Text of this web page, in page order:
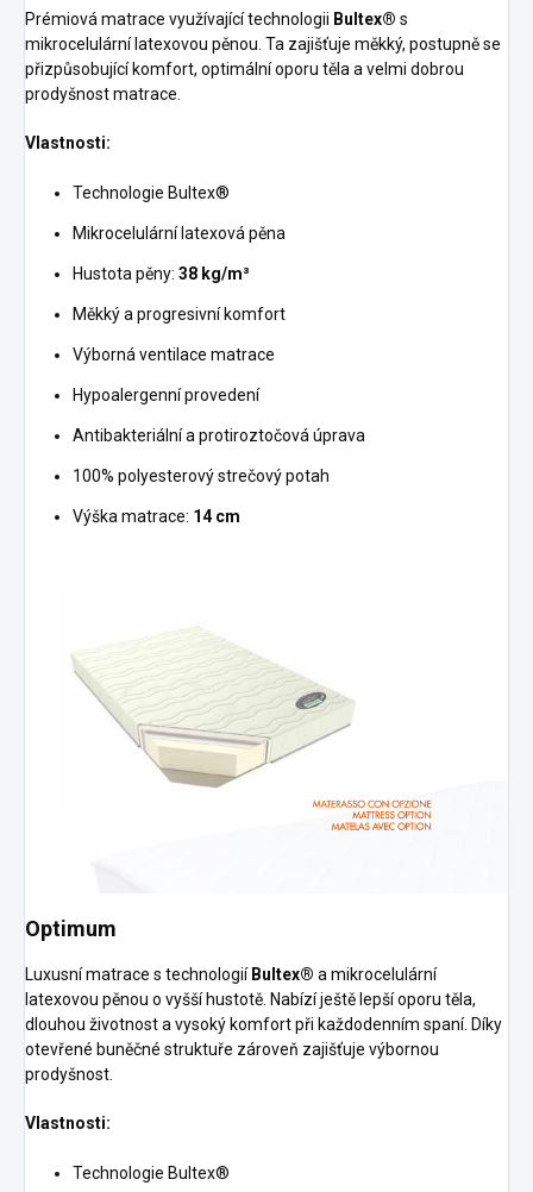
Prémiová matrace využívající technologii Bultex® s
mikrocelulární latexovou pěnou. Ta zajišťuje měkký, postupně se
přizpůsobující komfort, optimální oporu těla a velmi dobrou
prodyšnost matrace.
Vlastnosti:
Technologie Bultex®
Mikrocelulární latexová pěna
Hustota pěny: 38 kg/m³
Měkký a progresivní komfort
Výborná ventilace matrace
Hypoalergenní provedení
Antibakteriální a protiroztočová úprava
100% polyesterový strečový potah
Výška matrace: 14 cm
Optimum
Luxusní matrace s technologií Bultex® a mikrocelulární
latexovou pěnou o vyšší hustotě. Nabízí ještě lepší oporu těla,
dlouhou životnost a vysoký komfort při každodenním spaní. Díky
otevřené buněčné struktuře zároveň zajišťuje výbornou
prodyšnost.
Vlastnosti:
Technologie Bultex®